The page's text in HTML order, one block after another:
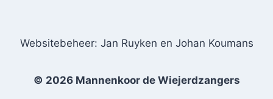
Websitebeheer: Jan Ruyken en Johan Koumans
© 2026 Mannenkoor de Wiejerdzangers